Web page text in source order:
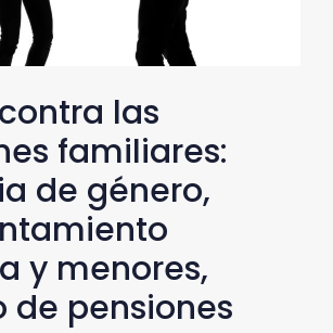
las
familiares:
de género,
y menores,
de pensiones